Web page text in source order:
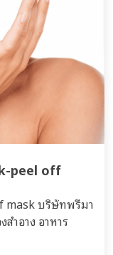
peel off
mask บริษัทพรีมา
สำอาง อาหาร